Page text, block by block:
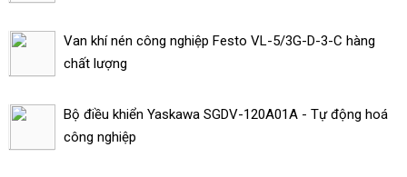
Van khí nén công nghiệp Festo VL-5/3G-D-3-C hàng
chất lượng
Bộ điều khiển Yaskawa SGDV-120A01A - Tự động hoá
công nghiệp